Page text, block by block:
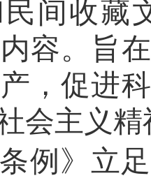
间收藏
容。旨
，促进
会主义
例》立